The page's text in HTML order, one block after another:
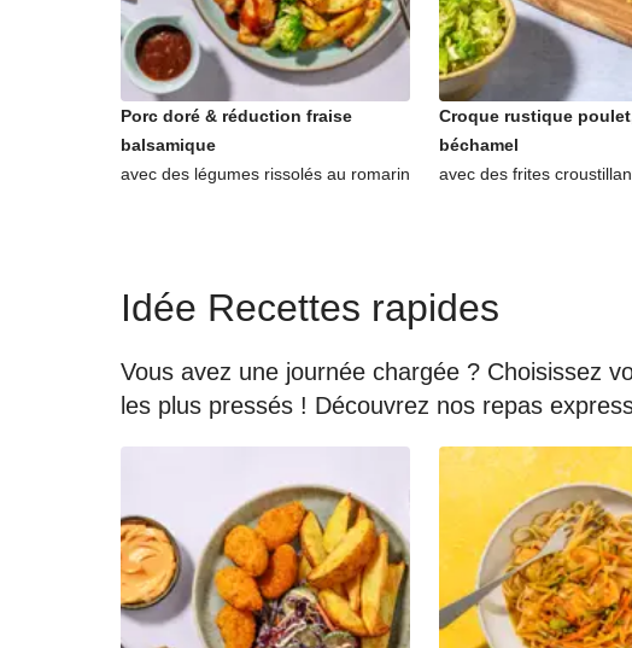
Porc doré & réduction fraise
balsamique
avec des légumes rissolés au romarin
Croque rustique
béchamel
avec des frites
Idée Recettes rapides
Vous avez une journée chargée ? Choisissez
les plus pressés ! Découvrez nos repas